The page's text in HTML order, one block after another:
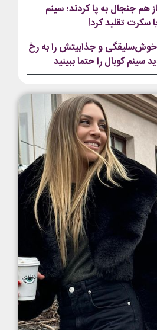
هم جنجال به پا کردند؛ سینم
سکرت تقلید کرد!
خوش‌سلیقگی و جذابیتش را به رخ
کوبال را حتما ببینید